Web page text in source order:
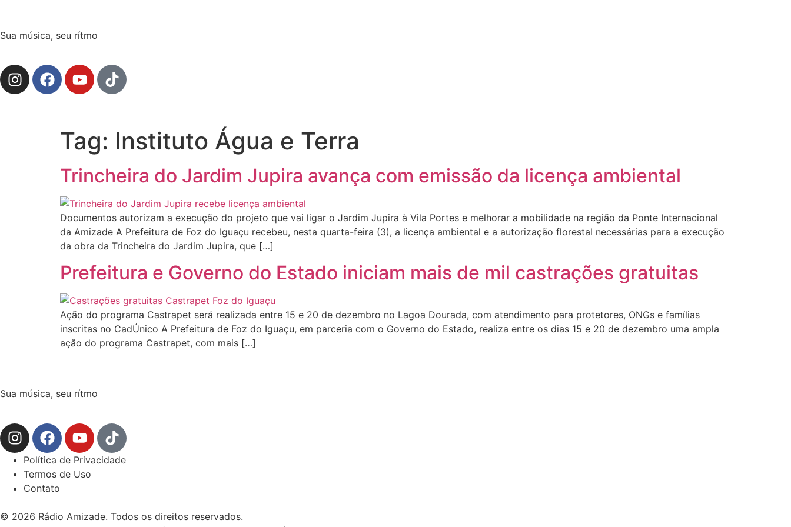
Sua música, seu rítmo
Tag: Instituto Água e Terra
Trincheira do Jardim Jupira avança com emissão da licença ambiental
Documentos autorizam a execução do projeto que vai ligar o Jardim Jupira à Vila Portes e melhorar a mobilidade na região da Ponte Internacional
da Amizade A Prefeitura de Foz do Iguaçu recebeu, nesta quarta-feira (3), a licença ambiental e a autorização florestal necessárias para a execução
da obra da Trincheira do Jardim Jupira, que […]
Prefeitura e Governo do Estado iniciam mais de mil castrações gratuitas
Ação do programa Castrapet será realizada entre 15 e 20 de dezembro no Lagoa Dourada, com atendimento para protetores, ONGs e famílias
inscritas no CadÚnico A Prefeitura de Foz do Iguaçu, em parceria com o Governo do Estado, realiza entre os dias 15 e 20 de dezembro uma ampla
ação do programa Castrapet, com mais […]
Sua música, seu rítmo
Política de Privacidade
Termos de Uso
Contato
© 2026 Rádio Amizade. Todos os direitos reservados.